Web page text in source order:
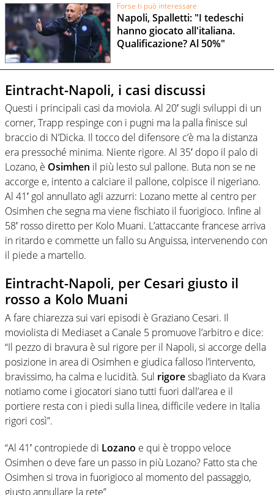
Forse ti può interessare
Napoli, Spalletti: "I tedeschi
hanno giocato all'italiana.
Qualificazione? Al 50%"
Eintracht-Napoli, i casi discussi
Questi i principali casi da moviola. Al 20′ sugli sviluppi di un
corner, Trapp respinge con i pugni ma la palla finisce sul
braccio di N’Dicka. Il tocco del difensore c’è ma la distanza
era pressoché minima. Niente rigore. Al 35′ dopo il palo di
Lozano, è Osimhen il più lesto sul pallone. Buta non se ne
accorge e, intento a calciare il pallone, colpisce il nigeriano.
Al 41′ gol annullato agli azzurri: Lozano mette al centro per
Osimhen che segna ma viene fischiato il fuorigioco. Infine al
58′ rosso diretto per Kolo Muani. L’attaccante francese arriva
in ritardo e commette un fallo su Anguissa, intervenendo con
il piede a martello.
Eintracht-Napoli, per Cesari giusto il
rosso a Kolo Muani
A fare chiarezza sui vari episodi è Graziano Cesari. Il
moviolista di Mediaset a Canale 5 promuove l’arbitro e dice:
“Il pezzo di bravura è sul rigore per il Napoli, si accorge della
posizione in area di Osimhen e giudica falloso l’intervento,
bravissimo, ha calma e lucidità. Sul rigoresbagliato da Kvara
notiamo come i giocatori siano tutti fuori dall’area e il
portiere resta con i piedi sulla linea, difficile vedere in Italia
rigori così”.
“Al 41′ contropiede di Lozano e qui è troppo veloce
Osimhen o deve fare un passo in più Lozano? Fatto sta che
Osimhen si trova in fuorigioco al momento del passaggio,
giusto annullare la rete”